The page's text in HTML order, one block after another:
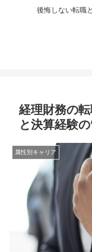
後悔しない転職
経理財務の
と決算経験
属性別キャリア